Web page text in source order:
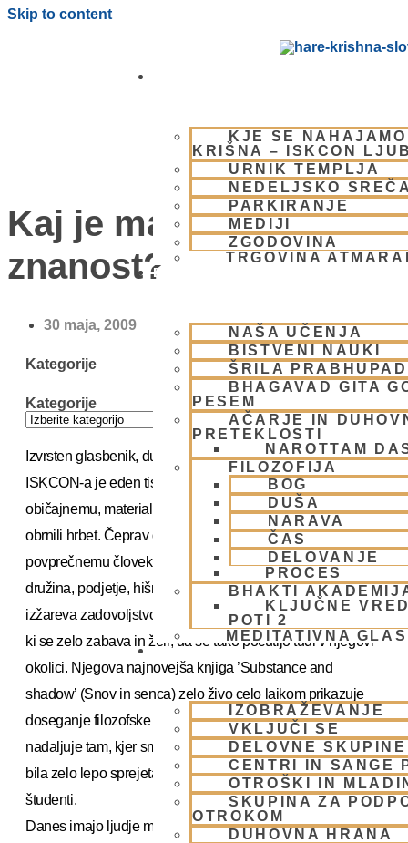
Skip to content
KJE SE
KRIŠNA – ISKCON
URNIK TEMPLJA
NEDELJSKO
PARKIRANJE
MEDIJI
ZGODOVINA
TRGOVINA
BHAKTI JOGA
NAŠA UČENJA
BISTVENI NAUKI
ŠRILA
BHAGAVAD GITA
PESEM
AČARJE IN
PRETEKLOSTI
NAROTTAM
FILOZOFIJA
BOG
DUŠA
NARAVA
ČAS
DELOVANJE
PROCES
BHAKTI
KLJUČNE
POTI 2
MEDITATIVNA
SKUPNOST
IZOBRAŽEVANJE
VKLJUČI SE
DELOVNE SKUPINE
CENTRI IN SANGE
OTROŠKI IN
SKUPINA ZA
OTROKOM
DUHOVNA HRANA
Kaj je materialna
znanost?
30 maja, 2009
Kategorije
Kategorije
Izvrsten glasbenik, duhovit filozof in potujoči pridigar
ISKCON-a je eden tistih redkih posameznikov, ki so
običajnemu, materialističnemu načinu življenja odločno
obrnili hrbet. Čeprav danes živi brez vsega tistega, kar
povprečnemu človeku pomeni zagotovilo sreče- dom,
družina, podjetje, hišni ljubljenec in športni avto- vseeno
izžareva zadovoljstvo in neprestano daje občutek osebe,
ki se zelo zabava in želi, da se tako počutijo tudi v njegovi
okolici. Njegova najnovejša knjiga ’Substance and
shadow’ (Snov in senca) zelo živo celo laikom prikazuje
doseganje filozofske misli in predstavlja vedsko znanost, ki
nadaljuje tam, kjer smo se v Evropi ustavili. Ta knjiga je
bila zelo lepo sprejeta v zahodni Evropi, posebno med
študenti.
Danes imajo ljudje morda še nekaj zaupanja v filozofijo, ki